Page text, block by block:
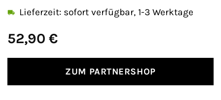
52,90 €
Lieferzeit: sofort verfügbar, 1-3 Werktage
ZUM PARTNERSHOP